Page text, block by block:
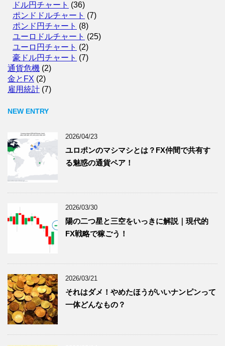
ドル円チャート (36)
ポンドドルチャート (7)
ポンド円チャート (8)
ユーロドルチャート (25)
ユーロ円チャート (2)
豪ドル円チャート (7)
通貨危機 (2)
金とFX (2)
雇用統計 (7)
NEW ENTRY
2026/04/23
ユロポンのマシマシとは？FX仲間で共有す
る魅惑の通貨ペア！
2026/03/30
陽の二つ星と三空をいっきに解説｜現代的
FX戦略で稼ごう！
2026/03/21
それはダメ！やめたほうがいいナンピンって
一体どんなもの？